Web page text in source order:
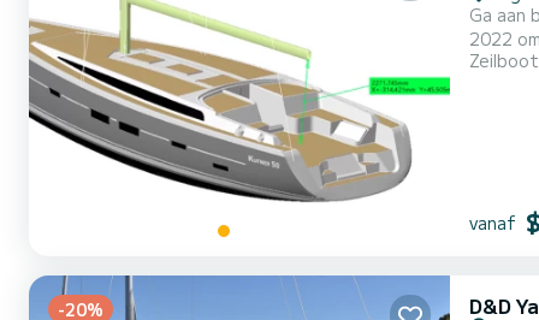
Ga aan
2022 om
12
Zeilboot
vanaf
-20% D&D